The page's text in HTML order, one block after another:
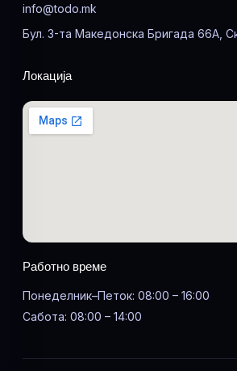
info@todo.mk
Бул. 3-та Македонска Бригада 66А,
Локација
Работно време
Понеделник–Петок: 08:00 – 16:00
Сабота: 08:00 – 14:00